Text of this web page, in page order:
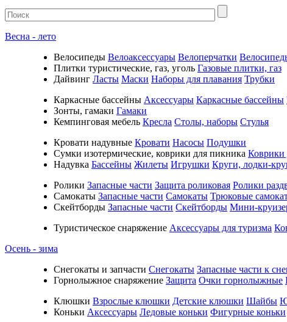
Весна - лето
Велосипеды Велоаксессуары Велоперчатки
Плитки туристические, газ, уголь Газовые плитки, газ
Дайвинг Ласты Маски Наборы для плавания Трубки
Каркасные бассейны Аксессуары Каркасные бассейны
Зонты, гамаки Гамаки
Кемпинговая мебель Кресла Столы, наборы Стулья
Кровати надувные Кровати Насосы Подушки
Cумки изотермические, коврики для пикника Коврики
Надувка Бассейны Жилеты Игрушки Круги, лодки-
Ролики Запасные части Защита роликовая Ролики
Самокаты Запасные части Самокаты Трюковые
Скейтборды Запасные части Скейтборды Мини-
Туристическое снаряжение Аксессуары для туризма
Осень - зима
Cнегокаты и запчасти Снегокаты Запасные части к
Горнолыжное снаряжение Защита Очки горнолыжные
Клюшки Взрослые клюшки Детские клюшки Шайбы
Коньки Аксессуары Ледовые коньки Фигурные коньки